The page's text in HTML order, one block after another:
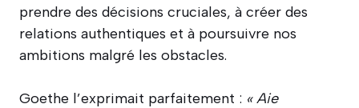
prendre des décisions cruciales, à créer des
relations authentiques et à poursuivre nos
ambitions malgré les obstacles.
Goethe l’exprimait parfaitement : « Aie